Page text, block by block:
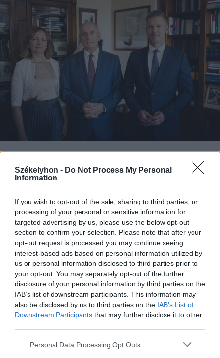
Székelyhon - Do Not Process My Personal
Information
If you wish to opt-out of the sale, sharing to third parties, or
processing of your personal or sensitive information for
targeted advertising by us, please use the below opt-out
section to confirm your selection. Please note that after your
opt-out request is processed you may continue seeing
interest-based ads based on personal information utilized by
us or personal information disclosed to third parties prior to
your opt-out. You may separately opt-out of the further
disclosure of your personal information by third parties on the
IAB’s list of downstream participants. This information may
also be disclosed by us to third parties on the IAB’s List of
Downstream Participants that may further disclose it to other
Personal Data Processing Opt Outs
Baka András elfogadta a felkérést a